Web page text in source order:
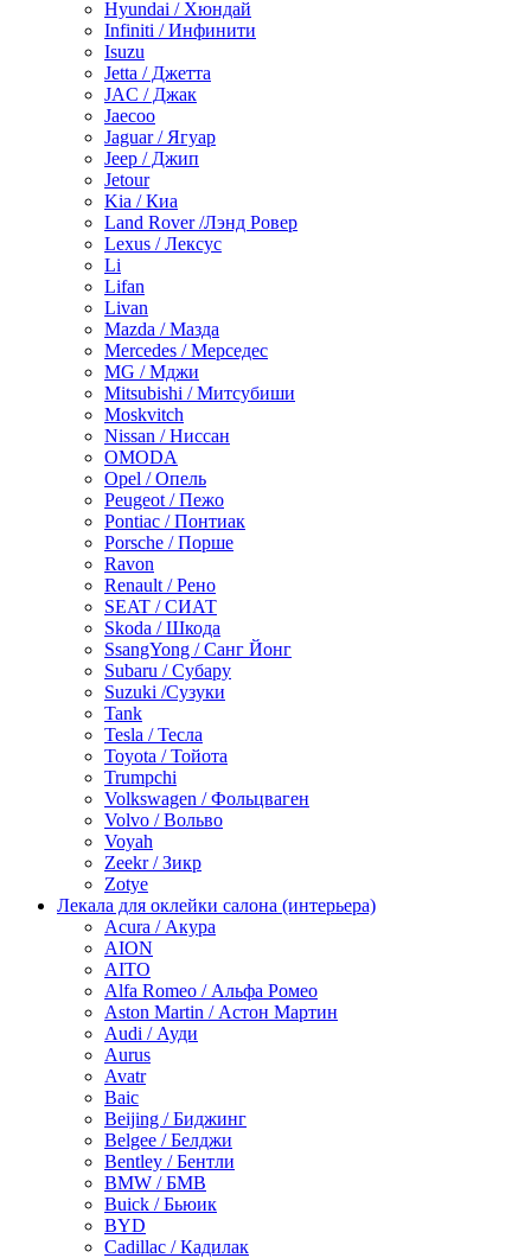
Hyundai / Хюндай
Infiniti / Инфинити
Isuzu
Jetta / Джетта
JAC / Джак
Jaecoo
Jaguar / Ягуар
Jeep / Джип
Jetour
Kia / Киа
Land Rover /Лэнд Ровер
Lexus / Лексус
Li
Lifan
Livan
Mazda / Мазда
Mercedes / Мерседес
MG / Мджи
Mitsubishi / Митсубиши
Moskvitch
Nissan / Ниссан
OMODA
Opel / Опель
Peugeot / Пежо
Pontiac / Понтиак
Porsche / Порше
Ravon
Renault / Рено
SEAT / СИАТ
Skoda / Шкода
SsangYong / Санг Йонг
Subaru / Субару
Suzuki /Сузуки
Tank
Tesla / Тесла
Toyota / Тойота
Trumpchi
Volkswagen / Фольцваген
Volvo / Вольво
Voyah
Zeekr / Зикр
Zotye
Лекала для оклейки салона (интерьера)
Acura / Акура
AION
AITO
Alfa Romeo / Альфа Ромео
Aston Martin / Астон Мартин
Audi / Ауди
Aurus
Avatr
Baic
Beijing / Биджинг
Belgee / Белджи
Bentley / Бентли
BMW / БМВ
Buick / Бьюик
BYD
Cadillac / Кадилак